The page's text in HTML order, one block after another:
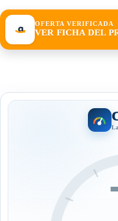
OFERTA VERIFICADA
VER FICHA DEL